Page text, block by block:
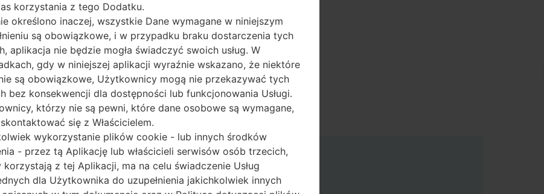
Instrukcje
korzystania z tego Dodatku.
określono inaczej, wszystkie Dane wymagane w niniejszym
są obowiązkowe, i w przypadku braku dostarczenia tych
aplikacja nie będzie mogła świadczyć swoich usług. W
gdy w niniejszej aplikacji wyraźnie wskazano, że niektóre
są obowiązkowe, Użytkownicy mogą nie przekazywać tych
bez konsekwencji dla dostępności lub funkcjonowania Usługi.
którzy nie są pewni, które dane osobowe są wymagane,
się z Właścicielem.
wykorzystanie plików cookie - lub innych środków
- przez tą Aplikację lub właścicieli serwisów osób trzecich,
z tej Aplikacji, ma na celu świadczenie Usług
dla Użytkownika do uzupełnienia jakichkolwiek innych